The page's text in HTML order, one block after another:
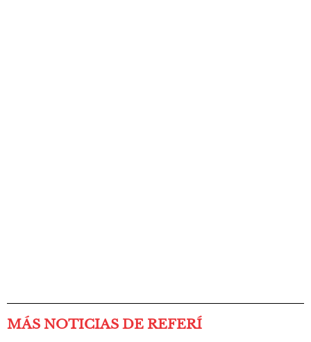
MÁS NOTICIAS DE REFERÍ